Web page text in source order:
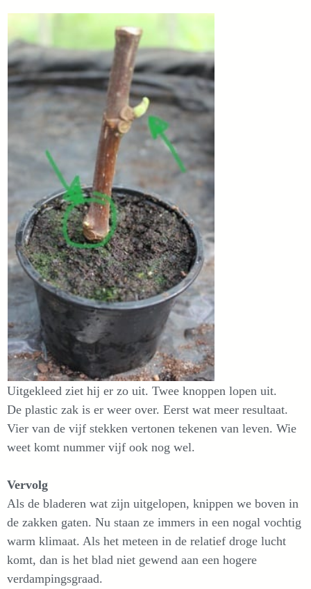
Uitgekleed ziet hij er zo uit. Twee knoppen lopen uit.
De plastic zak is er weer over. Eerst wat meer resultaat.
Vier van de vijf stekken vertonen tekenen van leven. Wie
weet komt nummer vijf ook nog wel.
Vervolg
Als de bladeren wat zijn uitgelopen, knippen we boven in
de zakken gaten. Nu staan ze immers in een nogal vochtig
warm klimaat. Als het meteen in de relatief droge lucht
komt, dan is het blad niet gewend aan een hogere
verdampingsgraad.